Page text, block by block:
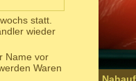
statt.
wieder
Name vor
Waren